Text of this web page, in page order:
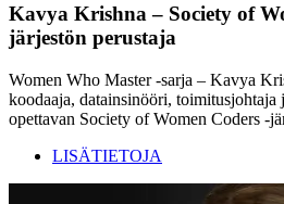
Kavya Krishna – Society of
järjestön perustaja
Women Who Master -sarja – Kavya
koodaaja, datainsinööri,
opettavan Society of Women Coders -
LISÄTIETOJA